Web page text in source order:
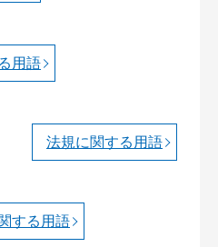
用語
法規に関する用語
する用語